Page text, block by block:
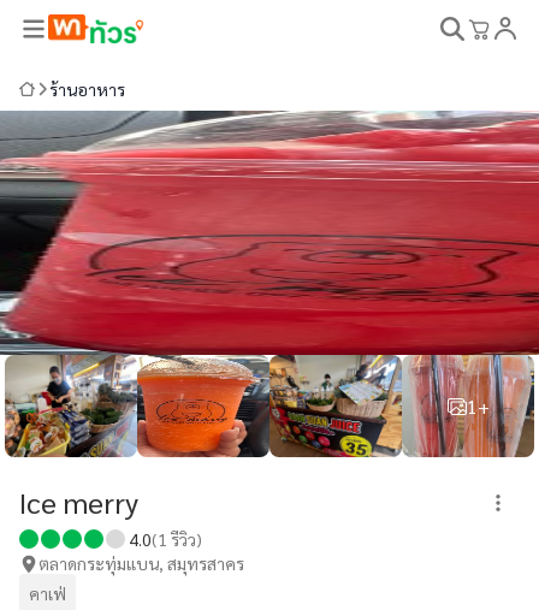
ร้านอาหาร
1+
Ice merry
4.0(1 รีวิว)
ตลาดกระทุ่มแบน, สมุทรสาคร
คาเฟ่